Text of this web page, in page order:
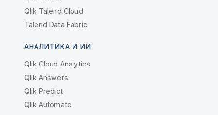
Qlik Talend Cloud
Talend Data Fabric
АНАЛИТИКА И ИИ
Qlik Cloud Analytics
Qlik Answers
Qlik Predict
Qlik Automate